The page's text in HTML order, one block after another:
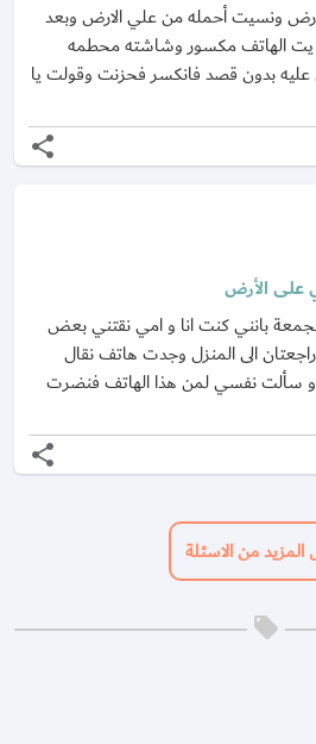
ونسيت أحمله من علي الارض وبعد
الهاتف مكسور وشاشته محطمه
بدون قصد فانكسر فحزنت وقولت يا
share
على الأرض
بانني كنت انا و امي نقتني بعض
الى المنزل وجدت هاتف نقال
سألت نفسي لمن هذا الهاتف فنضرت
share
من الاسئلة